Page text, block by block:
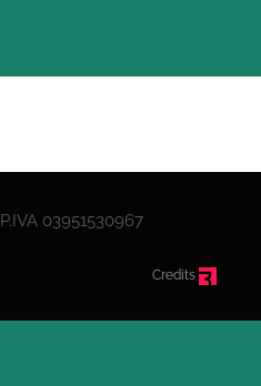
P.IVA 03951530967
Credits